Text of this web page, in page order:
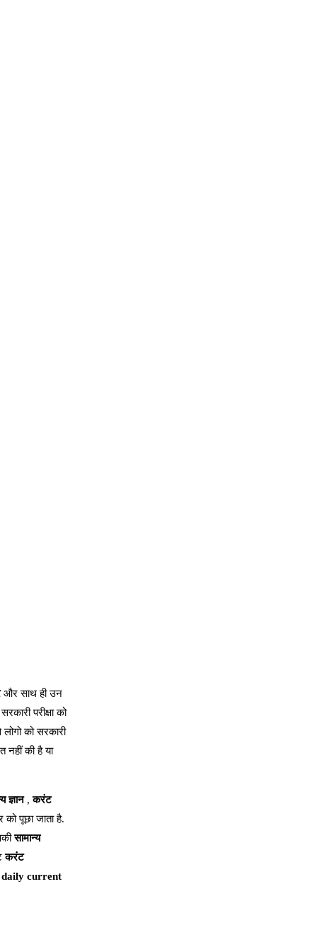
और साथ ही उन
परीक्षा को
को सरकारी
की है या
ज्ञान,करंट
पूछा जाता है.
सामान्य
करंट
daily current